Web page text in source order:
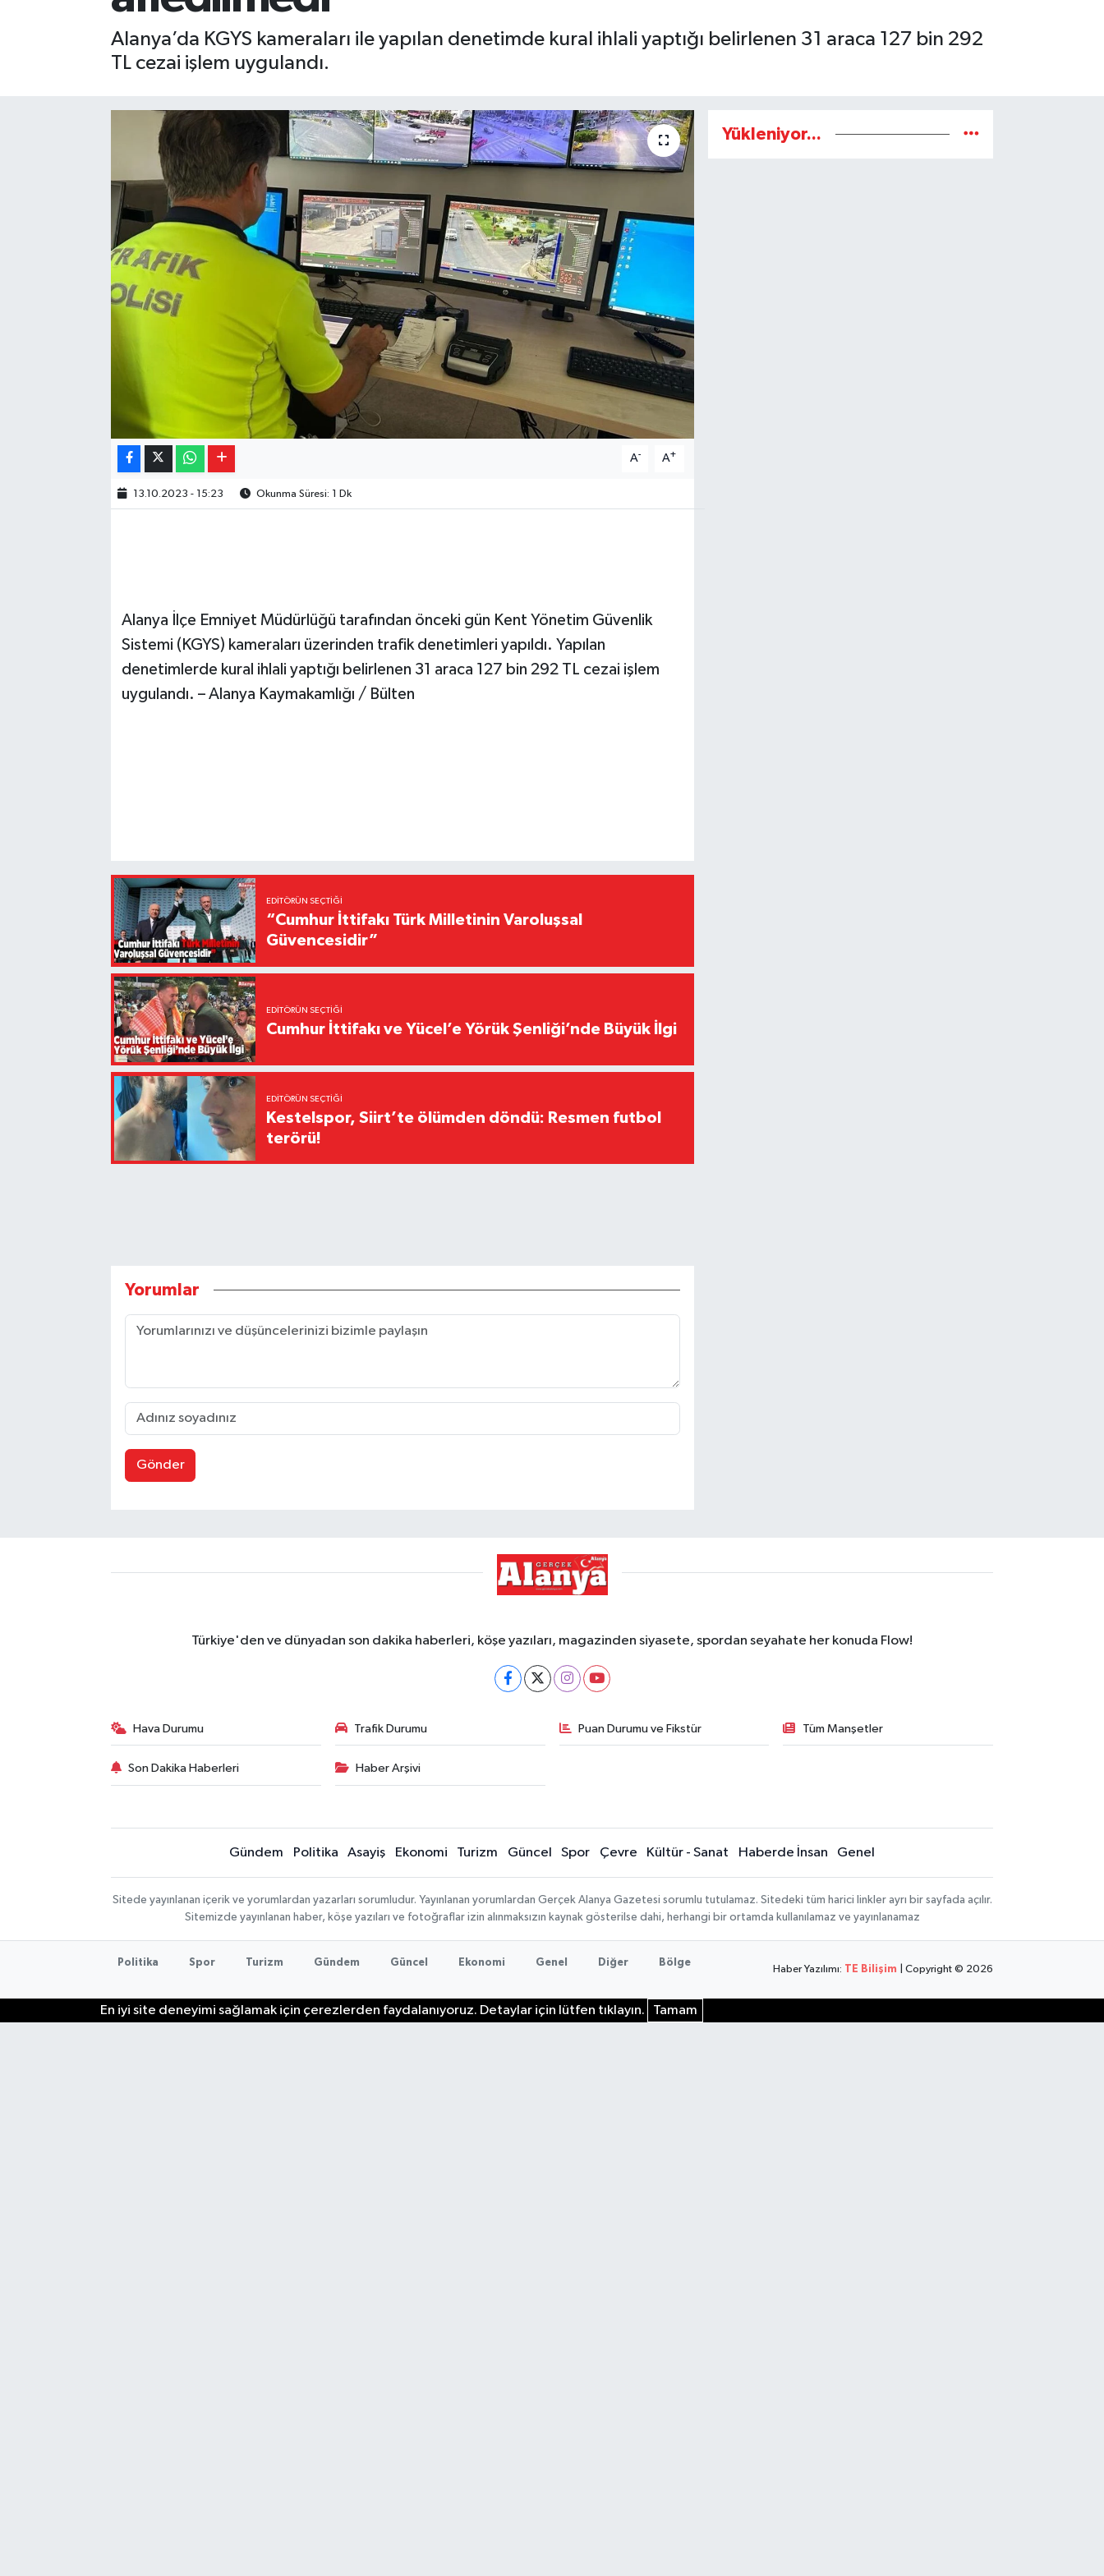
Alanya’da KGYS kameraları ile yapılan denetimde kural ihlali yaptığı belirlenen 31 araca 127 bin 292
TL cezai işlem uygulandı.
A- A+
13.10.2023 - 15:23 Okunma Süresi: 1 Dk
Alanya İlçe Emniyet Müdürlüğü tarafından önceki gün Kent Yönetim Güvenlik
Sistemi (KGYS) kameraları üzerinden trafik denetimleri yapıldı. Yapılan
denetimlerde kural ihlali yaptığı belirlenen 31 araca 127 bin 292 TL cezai işlem
uygulandı. – Alanya Kaymakamlığı / Bülten
EDITÖRÜN SEÇTIĞI
“Cumhur İttifakı Türk Milletinin Varoluşsal
Güvencesidir”
EDITÖRÜN SEÇTIĞI
Cumhur İttifakı ve Yücel’e Yörük Şenliği’nde Büyük İlgi
EDITÖRÜN SEÇTIĞI
Kestelspor, Siirt’te ölümden döndü: Resmen futbol
terörü!
Yorumlar
Gönder
Yükleniyor...
Türkiye'den ve dünyadan son dakika haberleri, köşe yazıları, magazinden siyasete, spordan seyahate her konuda Flow!
Hava Durumu Trafik Durumu Puan Durumu ve Fikstür Tüm Manşetler
Son Dakika Haberleri Haber Arşivi
Gündem Politika Asayiş Ekonomi Turizm Güncel Spor Çevre Kültür - Sanat Haberde İnsan Genel
Sitede yayınlanan içerik ve yorumlardan yazarları sorumludur. Yayınlanan yorumlardan Gerçek Alanya Gazetesi sorumlu tutulamaz. Sitedeki tüm harici linkler ayrı bir sayfada açılır.
Sitemizde yayınlanan haber, köşe yazıları ve fotoğraflar izin alınmaksızın kaynak gösterilse dahi, herhangi bir ortamda kullanılamaz ve yayınlanamaz
Politika Spor Turizm Gündem Güncel Ekonomi Genel Diğer Bölge
Haber Yazılımı: TE Bilişim | Copyright © 2026
En iyi site deneyimi sağlamak için çerezlerden faydalanıyoruz. Detaylar için lütfen tıklayın. Tamam
Gizlilik İlkeleri - Privacy Policy